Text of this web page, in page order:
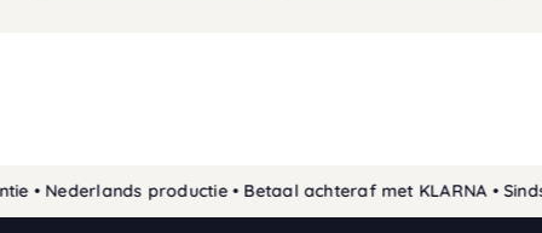
productie • Betaal achteraf met KLARNA • Sinds